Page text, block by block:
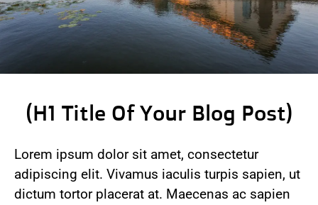
(H1 Title Of Your Blog Post)
Lorem ipsum dolor sit amet, consectetur
adipiscing elit. Vivamus iaculis turpis sapien, ut
dictum tortor placerat at. Maecenas ac sapien